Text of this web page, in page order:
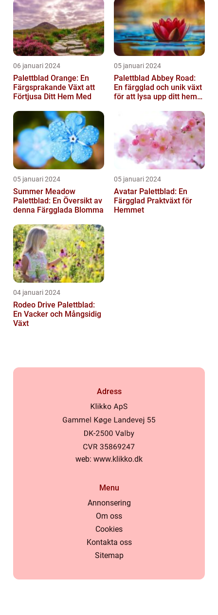
06 januari 2024
Palettblad Orange: En
Färgsprakande Växt att
Förtjusa Ditt Hem Med
05 januari 2024
Palettblad Abbey Road:
En färgglad och unik växt
för att lysa upp ditt hem
05 januari 2024
Summer Meadow
Palettblad: En Översikt av
denna Färgglada Blomma
05 januari 2024
Avatar Palettblad: En
Färgglad Praktväxt för
Hemmet
04 januari 2024
Rodeo Drive Palettblad:
En Vacker och Mångsidig
Växt
Adress
web: www.klikko.dk
Menu
Annonsering
Om oss
Cookies
Kontakta oss
Sitemap